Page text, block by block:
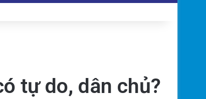
for
tự do, dân chủ?